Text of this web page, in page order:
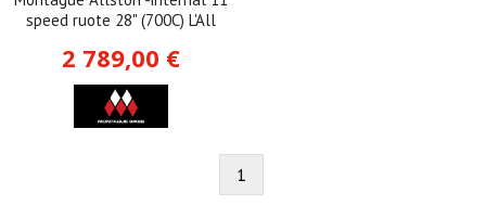
speed ruote 28" (700C) L'All
2 789,00 €
1